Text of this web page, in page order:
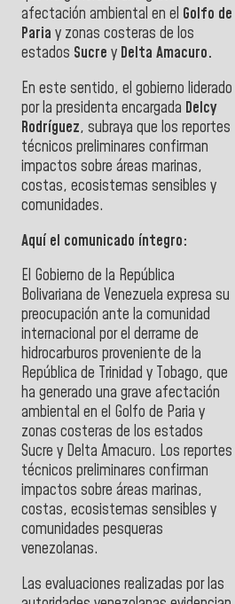
afectación ambiental en el Golfo de
Paria y zonas costeras de los
estados Sucre y Delta Amacuro.
En este sentido, el gobierno liderado
por la presidenta encargada Delcy
Rodríguez, subraya que los reportes
técnicos preliminares confirman
impactos sobre áreas marinas,
costas, ecosistemas sensibles y
comunidades.
Aquí el comunicado íntegro:
El Gobierno de la República
Bolivariana de Venezuela expresa su
preocupación ante la comunidad
internacional por el derrame de
hidrocarburos proveniente de la
República de Trinidad y Tobago, que
ha generado una grave afectación
ambiental en el Golfo de Paria y
zonas costeras de los estados
Sucre y Delta Amacuro. Los reportes
técnicos preliminares confirman
impactos sobre áreas marinas,
costas, ecosistemas sensibles y
comunidades pesqueras
venezolanas.
Las evaluaciones realizadas por las